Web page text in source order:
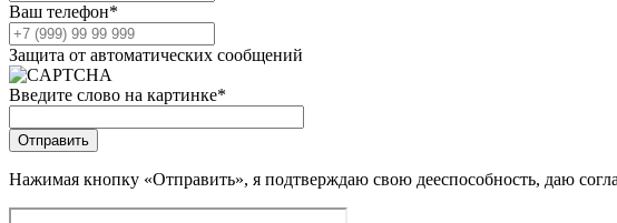
Ваш телефон*
Защита от автоматических сообщений
Введите слово на картинке*
Нажимая кнопку «Отправить», я подтверждаю свою дееспособность, даю